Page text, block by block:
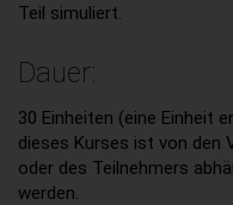
Teil simuliert.
Dauer:
30 Einheiten (eine Einheit
dieses Kurses ist von den
oder des Teilnehmers
werden.